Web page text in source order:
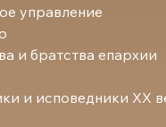
управление
и братства епархии
и исповедники ХХ